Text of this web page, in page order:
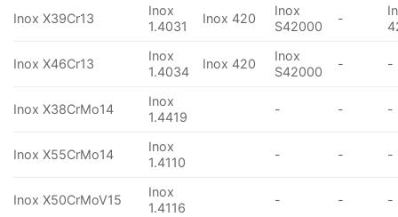
Inox X39Cr13
Inox
1.4031
Inox 420
Inox
S42000
-
Inox X46Cr13
Inox
1.4034
Inox 420
Inox
S42000
- -
Inox X38CrMo14
Inox
1.4419
- - -
Inox X55CrMo14
Inox
1.4110
- - -
Inox X50CrMoV15
Inox
1.4116
- - -